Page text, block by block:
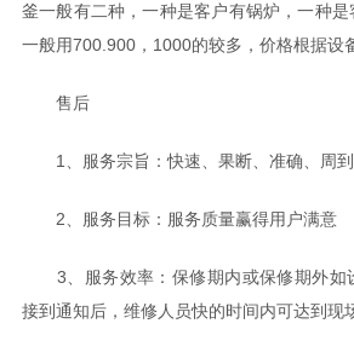
釜一般有二种，一种是客户有锅炉，一种
一般用700.900，1000的较多，价格根据设
售后
1、服务宗旨：快速、果断、准确、周
2、服务目标：服务质量赢得用户满意
3、服务效率：保修期内或保修期外如
接到通知后，维修人员快的时间内可达到现